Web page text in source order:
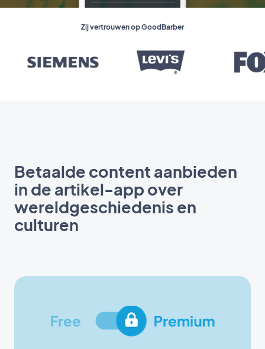
Zij vertrouwen op GoodBarber
Betaalde content aanbieden
in de artikel-app over
wereldgeschiedenis en
culturen